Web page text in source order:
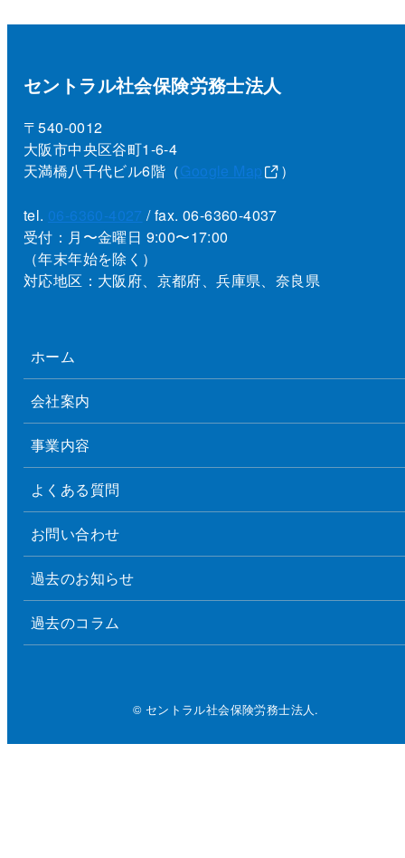
セントラル社会保険労務士法人
〒540-0012
大阪市中央区谷町1-6-4
天満橋八千代ビル6階（Google Map ）
tel. 06-6360-4027 / fax. 06-6360-4037
受付：月〜金曜日 9:00〜17:00
（年末年始を除く）
対応地区：大阪府、京都府、兵庫県、奈良県
ホーム
会社案内
事業内容
よくある質問
お問い合わせ
過去のお知らせ
過去のコラム
© セントラル社会保険労務士法人.